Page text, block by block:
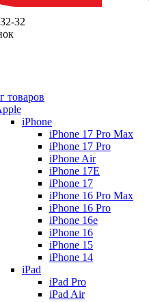
32
товаров
iPhone
iPhone 17 Pro Max
iPhone 17 Pro
iPhone Air
iPhone 17E
iPhone 17
iPhone 16 Pro Max
iPhone 16 Pro
iPhone 16e
iPhone 16
iPhone 15
iPhone 14
iPad
iPad Pro
iPad Air